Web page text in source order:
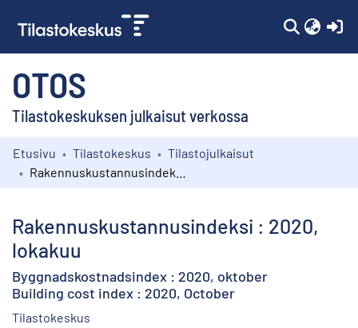
OTOS
Tilastokeskuksen julkaisut verkossa
Kokoelmat
Etusivu Tilastokeskus
Tilastojulkaisut
Rakennuskustannusindeksi : 2020,
lokakuu
Byggnadskostnadsindex : 2020, oktober
Building cost index : 2020, October
Tilastokeskus